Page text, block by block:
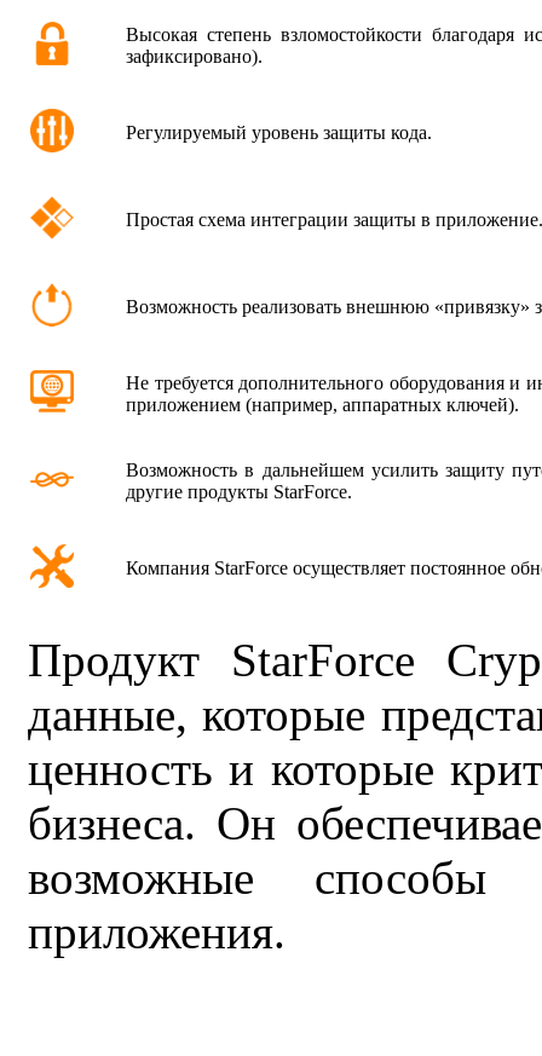
Высокая степень взломостойкости благодаря
зафиксировано).
Регулируемый уровень защиты кода.
Простая схема интеграции защиты в приложение.
Возможность реализовать внешнюю «привязку»
Не требуется дополнительного оборудования
приложением (например, аппаратных ключей).
Возможность в дальнейшем усилить защиту
другие продукты StarForce.
Компания StarForce осуществляет постоянное
Продукт StarForce
данные, которые
ценность и которые
бизнеса. Он
возможные способы
приложения.